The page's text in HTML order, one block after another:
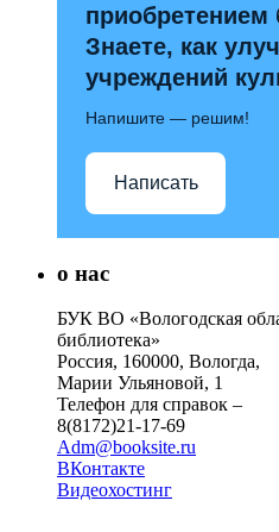
приобретением
Знаете, как
учреждений
Напишите — решим!
Написать
о нас
БУК ВО «Вологодская
библиотека»
Россия, 160000, Вологда,
Марии Ульяновой, 1
Телефон для справок –
8(8172)21-17-69
Adm@booksite.ru
ВКонтакте
Видеохостинг